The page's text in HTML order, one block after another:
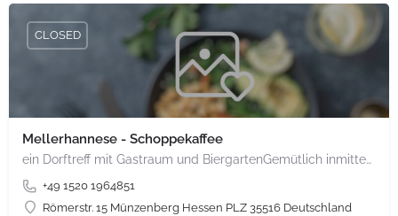
Mellerhannese - Schoppekaffee
ein Dorftreff mit Gastraum und BiergartenGemütlich inmitten unserem idyllischen Trais Münzenberg, entlang…
+49 1520 1964851
Römerstr. 15 Münzenberg Hessen PLZ 35516 Deutschland
CLOSED